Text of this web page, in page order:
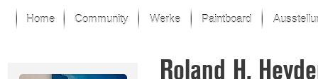
Home Community Werke
Der letzte Monat im Fokus
Paintboard
Roland H.